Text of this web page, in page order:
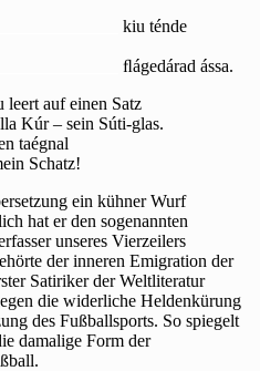
Gesellschaftsspiel
suti“mit
kiu ténde
ﬂágedárad ássa.
leert auf einen Satz
Kúr – sein Súti-glas.
taégnal
Schatz!
ein kühner Wurf
hat er den sogenannten
unseres Vierzeilers
der inneren Emigration der
Satiriker der Weltliteratur
die widerliche Heldenkürung
des Fußballsports. So spiegelt
damalige Form der